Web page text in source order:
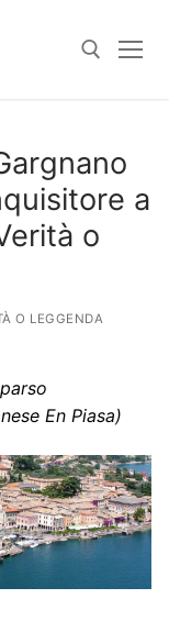
a
o
O LEGGENDA
En Piasa)